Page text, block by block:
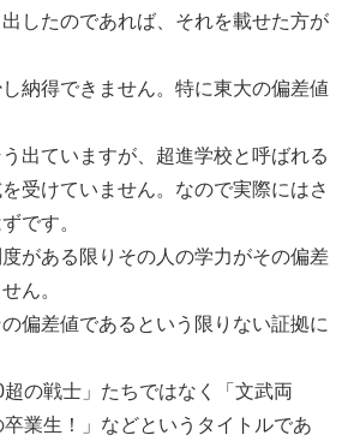
したのであれば、それを載せた方が
納得できません。特に東大の偏差値
出ていますが、超進学校と呼ばれる
受けていません。なので実際にはさ
です。
がある限りその人の学力がその偏差
ん。
偏差値であるという限りない証拠に
の戦士」たちではなく「文武両
業生！」などというタイトルであ